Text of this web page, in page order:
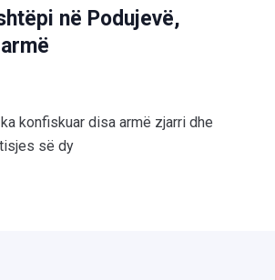
në Podujevë,
konfiskuar disa armë zjarri dhe
së dy